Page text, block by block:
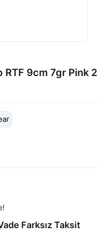
RTF 9cm 7gr Pink 2
Farksız Taksit